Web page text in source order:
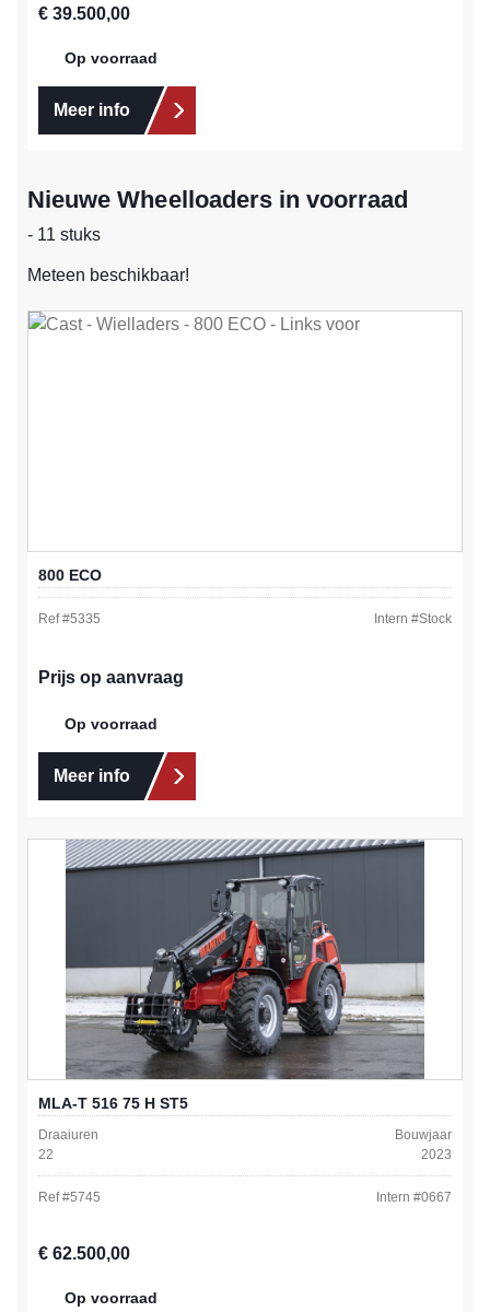
Normale prijs:
€ 39.500,00
Op voorraad
Meer info
Nieuwe Wheelloaders in voorraad
- 11 stuks
Meteen beschikbaar!
800 ECO
Ref #5335 Intern #Stock
Prijs op aanvraag
Op voorraad
Meer info
MLA-T 516 75 H ST5
Draaiuren
22
Bouwjaar
2023
Ref #5745 Intern #0667
Normale prijs:
€ 62.500,00
Op voorraad